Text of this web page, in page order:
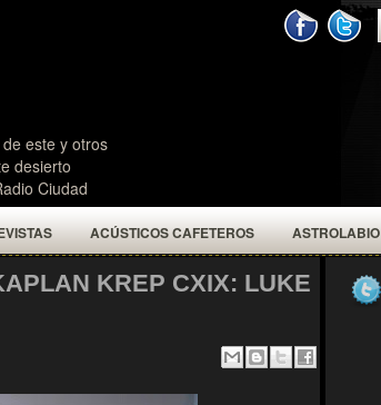
este y otros
desierto
Ciudad
ACÚSTICOS CAFETEROS ASTROLABIO
KREP CXIX: LUKE